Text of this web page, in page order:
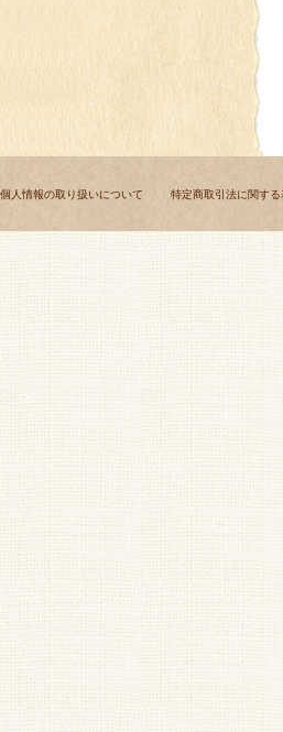
個人情報の取り扱いについて 特定商取引法に関する